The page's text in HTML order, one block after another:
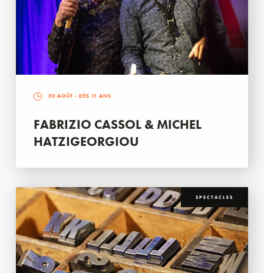
30 AOÛT - DÈS 11 ANS
FABRIZIO CASSOL & MICHEL
HATZIGEORGIOU
SPECTACLES